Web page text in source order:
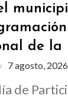
de la
7 agosto, 2026
de